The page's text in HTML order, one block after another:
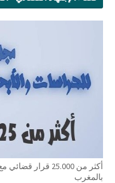
أكثر من 25.000
بالمغرب